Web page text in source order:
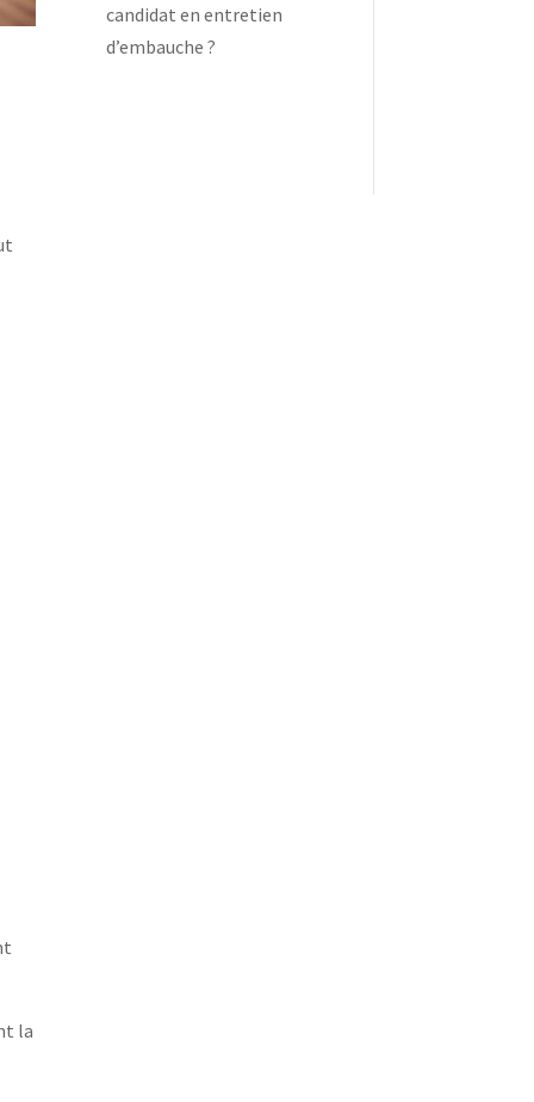
la
candidat en entretien
d’embauche ?